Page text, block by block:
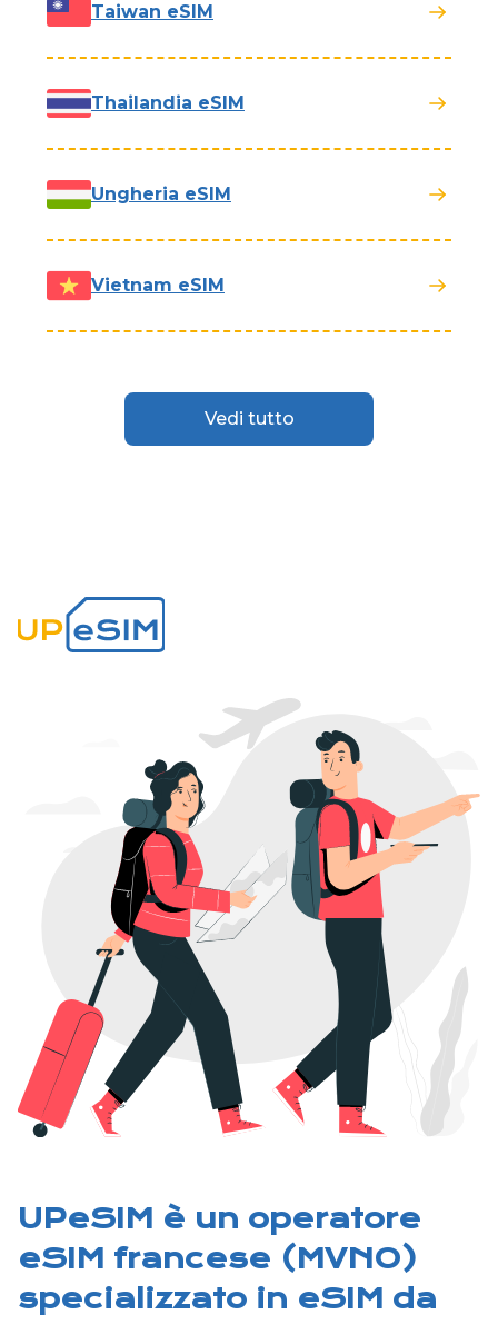
Taiwan eSIM
Thailandia eSIM
Ungheria eSIM
Vietnam eSIM
Vedi tutto
UPeSIM è un operatore
eSIM francese (MVNO)
specializzato in eSIM da